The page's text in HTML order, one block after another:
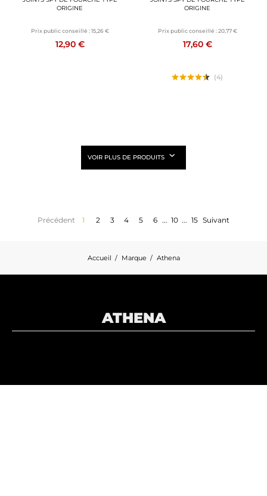
ORIGINE
Prix public conseillé : 15,26 €
12,90 €
ORIGINE
Prix public conseillé : 20,77 €
17,60 €
(4)
VOIR PLUS DE PRODUITS
Précédent 1 2 3 4 5 6 ... 10 ... 15 Suivant
Accueil Marque Athena
ATHENA